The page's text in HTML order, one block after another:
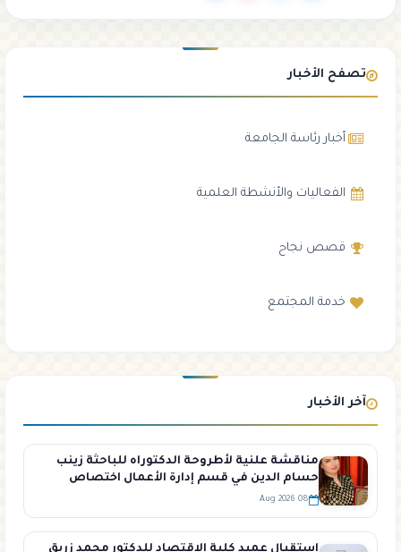
تصفح الأخبار
أخبار رئاسة الجامعة
الفعاليات والأنشطة العلمية
قصص نجاح
خدمة المجتمع
آخر الأخبار
مناقشة علنية لأطروحة الدكتوراه للباحثة زينب
حسام الدين في قسم إدارة الأعمال اختصاص
تسويق
08 Aug 2026